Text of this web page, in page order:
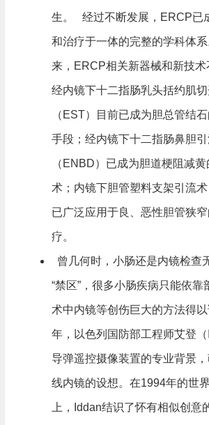
生。 经过不断发展，ERCP已
和治疗于一体的完整的学科体
来，ERCP相关新器械和新技术
经内镜下十二指肠乳头括约肌
（EST）目前已成为胆总管结
手段；经内镜下十二指肠鼻胆
（ENBD）已成为胆道梗阻减
术；内镜下胆管塑料支架引流术
已广泛应用于良、恶性胆管狭
疗。
曾几何时，小肠还是内镜检查
“禁区”，很多小肠疾病只能依靠
术中内镜等创伤巨大的方法得
年，以色列国防部工程师艾登
导弹遥控摄像装置的专业背景
线内镜的设想。在1994年的世
上，Iddan结识了怀有相似创意